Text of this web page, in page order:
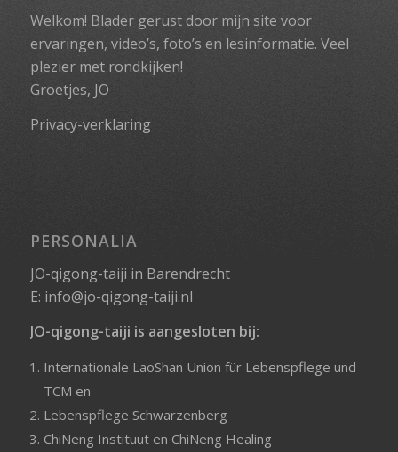
Welkom! Blader gerust door mijn site voor
ervaringen, video’s, foto’s en lesinformatie. Veel
plezier met rondkijken!
Groetjes, JO
Privacy-verklaring
PERSONALIA
JO-qigong-taiji in Barendrecht
E: info@jo-qigong-taiji.nl
JO-qigong-taiji is aangesloten bij:
Internationale LaoShan Union für Lebenspflege und
TCM en
Lebenspflege Schwarzenberg
ChiNeng Instituuten ChiNeng Healing